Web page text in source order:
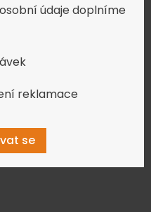
údaje doplníme
reklamace
se